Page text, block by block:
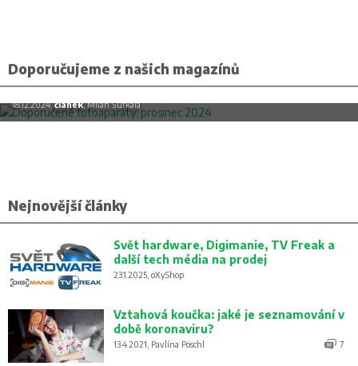
Doporučujeme z našich magazínů
Doporučené fotoaparáty: prosinec 2024
18.12.2024,článek, Milan Šurkala
Nejnovější články
Svět hardware, Digimanie, TV Freak a
další tech média na prodej
23.1.2025, oXyShop
Vztahová koučka: jaké je seznamování v
době koronaviru?
13.4.2021, Pavlína Pöschl 7